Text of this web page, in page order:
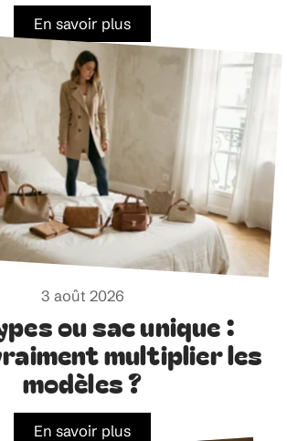
En savoir plus
3 août 2026
ou sac unique :
multiplier les
modèles ?
En savoir plus